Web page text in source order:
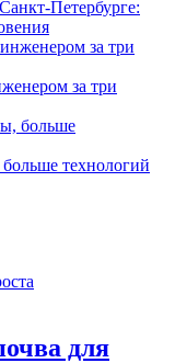
Петербурге:
за три
технологий
для